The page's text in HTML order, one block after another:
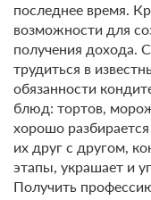
последнее время.
возможности для
получения дохода.
трудиться в
обязанности
блюд: тортов,
хорошо
их друг с другом,
этапы, украшает и
Получить